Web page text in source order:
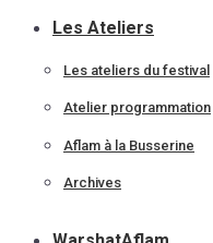
Les Ateliers
Les ateliers du festival
Atelier programmation
Aflam à la Busserine
Archives